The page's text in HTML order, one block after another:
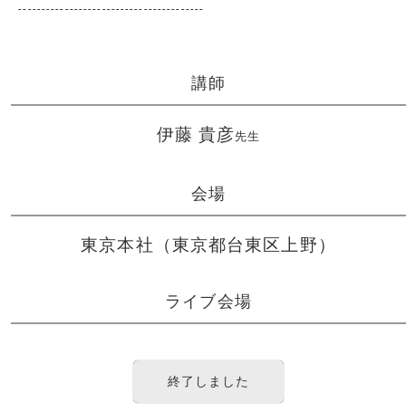
----------------------------------------
講師
伊藤 貴彦先生
会場
東京本社（東京都台東区上野）
ライブ会場
終了しました